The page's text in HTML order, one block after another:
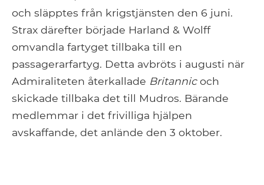
och släpptes från krigstjänsten den 6 juni.
Strax därefter började Harland & Wolff
omvandla fartyget tillbaka till en
passagerarfartyg. Detta avbröts i augusti när
Admiraliteten återkallade Britannicoch
skickade tillbaka det till Mudros. Bärande
medlemmar i det frivilliga hjälpen
avskaffande, det anlände den 3 oktober.